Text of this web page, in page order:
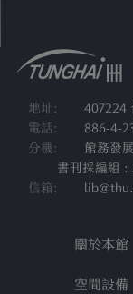
地址:
407224
電話:
886-4-
分機:
館務發
書刊採編組 :
信箱:
關於本館
空間設備